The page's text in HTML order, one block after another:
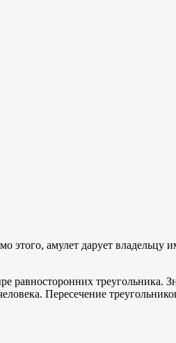
амулет дарует владельцу
равносторонних треугольника.
Пересечение